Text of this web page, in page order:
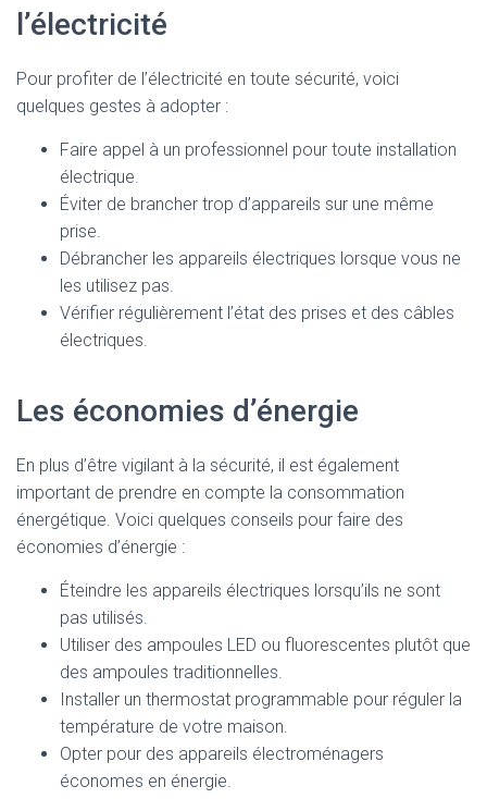
l’électricité
Pour profiter de l’électricité en toute sécurité, voici
quelques gestes à adopter :
Faire appel à un professionnel pour toute installation
électrique.
Éviter de brancher trop d’appareils sur une même
prise.
Débrancher les appareils électriques lorsque vous ne
les utilisez pas.
Vérifier régulièrement l’état des prises et des câbles
électriques.
Les économies d’énergie
En plus d’être vigilant à la sécurité, il est également
important de prendre en compte la consommation
énergétique. Voici quelques conseils pour faire des
économies d’énergie :
Éteindre les appareils électriques lorsqu’ils ne sont
pas utilisés.
Utiliser des ampoules LED ou fluorescentes plutôt que
des ampoules traditionnelles.
Installer un thermostat programmable pour réguler la
température de votre maison.
Opter pour des appareils électroménagers
économes en énergie.